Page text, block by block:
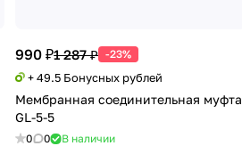
990 ₽1 287 ₽ -23%
+ 49.5 Бонусных рублей
Мембранная соединительная муфта
GL-5-5
0 0 В наличии